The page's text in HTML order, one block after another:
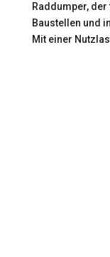
Raddumper,
Baustellen und
Mit einer